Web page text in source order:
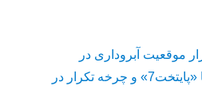
موقعیت آبروداری در
خواستگاری: شباهت با «پایتخت7» و چرخه تکرار در